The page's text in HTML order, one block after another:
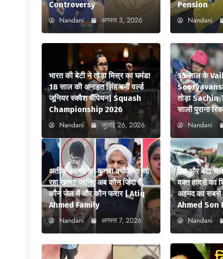
Controversy
Nandani अगस्त 3, 2026
Pension
Nandani
भारत की बेटी ने तोड़ा मिस्र का घमंड!
18 साल की अनाहत सिंह बनीं वर्ल्ड
जूनियर स्क्वैश चैंपियन| Squash
Championship 2026
Nandani जुलाई 26, 2026
15 साल के
तोड़ा
सालों पुराना
Nandani
अतीक अहमद का कुनबा क्यों होता जा
रहा खत्म? जानिए अब कौन जिंदा है,
कौन जेल में और कौन फरार | Atiq
Ahmed Family
Nandani अगस्त 7, 2026
एक और बेटा
वक्त हादसे का
अहमद का सबसे
Ahmed Son
Nandani